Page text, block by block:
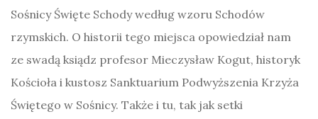
Sośnicy Święte Schody według wzoru Schodów
rzymskich. O historii tego miejsca opowiedział nam
ze swadą ksiądz profesor Mieczysław Kogut, historyk
Kościoła i kustosz Sanktuarium Podwyższenia Krzyża
Świętego w Sośnicy. Także i tu, tak jak setki